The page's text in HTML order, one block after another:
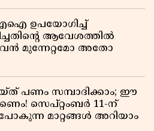
എഐ ഉപയോഗിച്ച്
ആവേശത്തിൽ
മുന്നേറ്റമോ അതോ
പണം സമ്പാദിക്കാം; ഈ
സെപ്റ്റംബർ 11-ന്
മാറ്റങ്ങൾ അറിയാം